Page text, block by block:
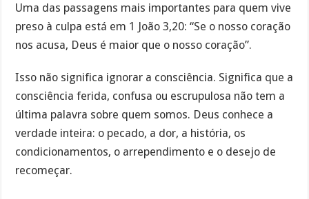
Uma das passagens mais importantes para quem vive
preso à culpa está em 1 João 3,20: “Se o nosso coração
nos acusa, Deus é maior que o nosso coração”.
Isso não significa ignorar a consciência. Significa que a
consciência ferida, confusa ou escrupulosa não tem a
última palavra sobre quem somos. Deus conhece a
verdade inteira: o pecado, a dor, a história, os
condicionamentos, o arrependimento e o desejo de
recomeçar.